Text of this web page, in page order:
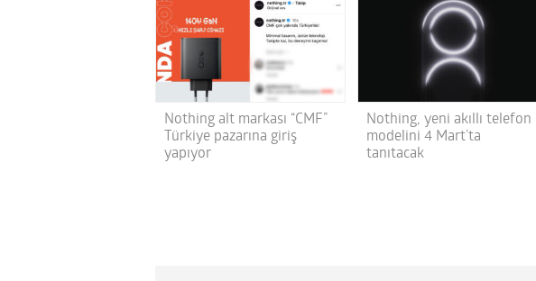
Nothing alt markası “CMF”
Türkiye pazarına giriş
yapıyor
Nothing, yeni akıllı telefon
modelini 4 Mart’ta
tanıtacak